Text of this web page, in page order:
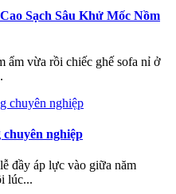
Sạch Sâu Khử Mốc Nồm
ẩm vừa rồi chiếc ghế sofa nỉ ở
nghiệp
đầy áp lực vào giữa năm
lúc...